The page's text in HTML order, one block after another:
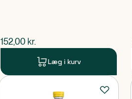
$nuværende pris
152,00 kr.
Læg i kurv